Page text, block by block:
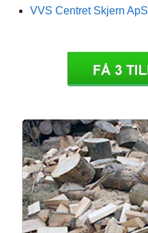
VVS Centret Skjern ApS